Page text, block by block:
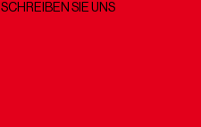
SCHREIBEN SIE UNS